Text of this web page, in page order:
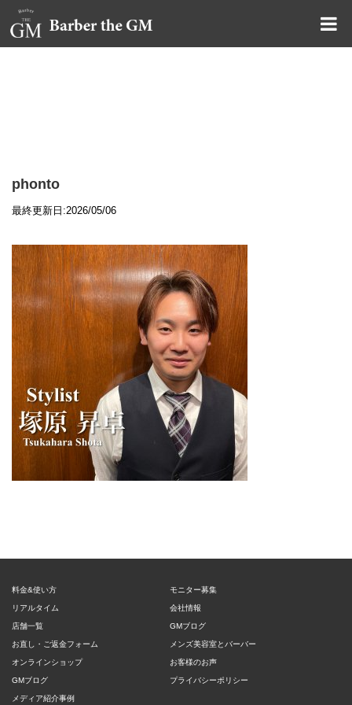
phonto
最終更新日:2026/05/06
料金&使い方
リアルタイム
店舗一覧
お直し・ご返金フォーム
オンラインショップ
GMブログ
メディア紹介事例
モニター募集
会社情報
GMブログ
メンズ美容室とバーバー
お客様のお声
プライバシーポリシー